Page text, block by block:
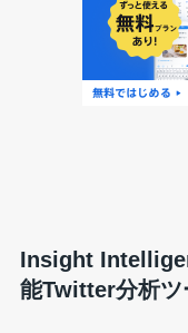
Insight
能Twitter分析ツ